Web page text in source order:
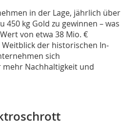
in der Lage, jährlich über
kg Gold zu gewinnen – was
von etwa 38 Mio. €
Weitblick der historischen In­
sich
Nachhaltigkeit und